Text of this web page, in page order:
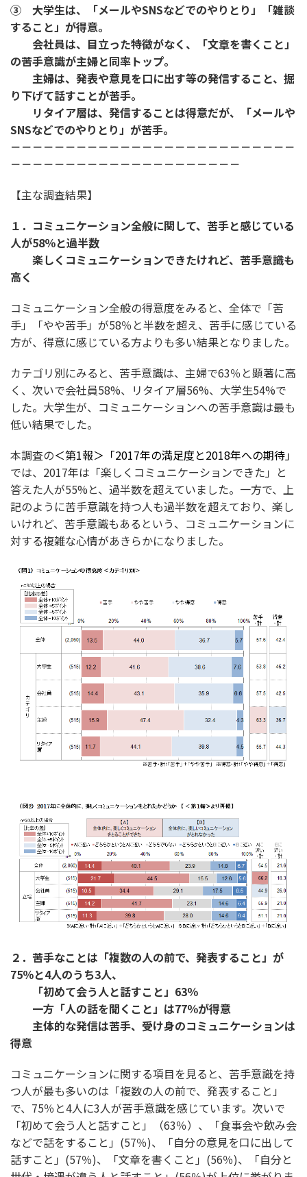
③ 大学生は、「メールやSNSなどでのやりとり」「雑談
すること」が得意。
会社員は、目立った特徴がなく、「文章を書くこと」
の苦手意識が主婦と同率トップ。
主婦は、発表や意見を口に出す等の発信すること、掘
り下げて話すことが苦手。
リタイア層は、発信することは得意だが、「メールや
SNSなどでのやりとり」が苦手。
－－－－－－－－－－－－－－－－－－－－－－－－－－
－－－－－－－－－－－－－－－－－－－－－
【主な調査結果】
１．コミュニケーション全般に関して、苦手と感じている
人が58％と過半数
楽しくコミュニケーションできたけれど、苦手意識も
高く
コミュニケーション全般の得意度をみると、全体で「苦
手」「やや苦手」が58％と半数を超え、苦手に感じている
方が、得意に感じている方よりも多い結果となりました。
カテゴリ別にみると、苦手意識は、主婦で63％と顕著に高
く、次いで会社員58%、リタイア層56%、大学生54%で
した。大学生が、コミュニケーションへの苦手意識は最も
低い結果でした。
本調査の＜第1報＞「2017年の満足度と2018年への期待」
では、2017年は「楽しくコミュニケーションできた」と
答えた人が55%と、過半数を超えていました。一方で、上
記のように苦手意識を持つ人も過半数を超えており、楽し
いけれど、苦手意識もあるという、コミュニケーションに
対する複雑な心情があきらかになりました。
２．苦手なことは「複数の人の前で、発表すること」が
75％と4人のうち3人、
「初めて会う人と話すこと」63％
一方「人の話を聞くこと」は77％が得意
主体的な発信は苦手、受け身のコミュニケーションは
得意
コミュニケーションに関する項目を見ると、苦手意識を持
つ人が最も多いのは「複数の人の前で、発表すること」
で、75％と4人に3人が苦手意識を感じています。次いで
「初めて会う人と話すこと」（63％）、「食事会や飲み会
などで話をすること」(57％)、「自分の意見を口に出して
話すこと」(57％)、「文章を書くこと」(56％)、「自分と